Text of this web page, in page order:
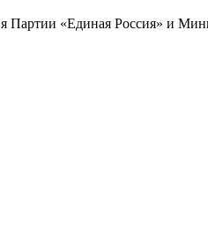
«Единая Россия» и